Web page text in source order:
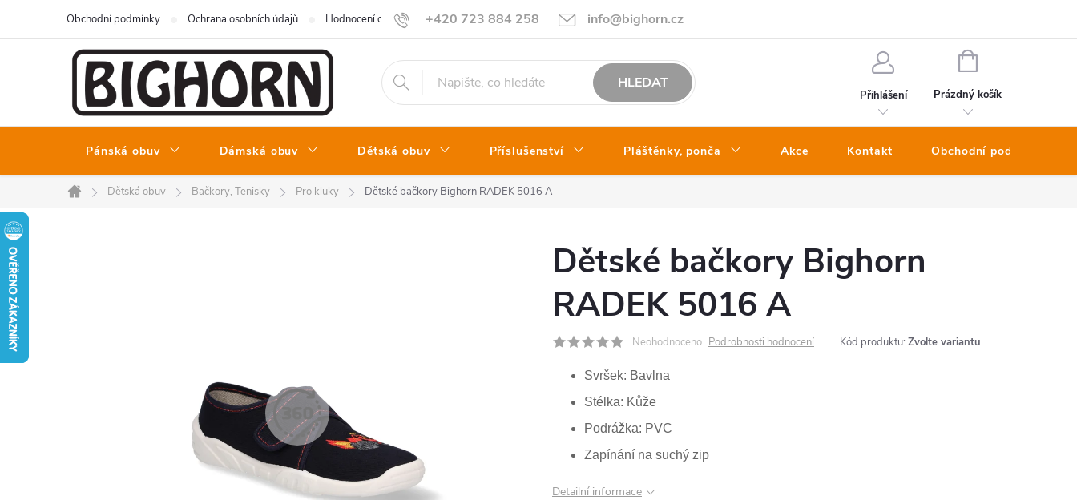
+420 723 884 258 info@bighorn.cz
Obchodní podmínky Ochrana osobních údajů Hodnocení obchodu Kontakt
HLEDAT
Přihlášení
NÁKUPNÍ
Prázdný košík
Pánská obuv Dámská obuv Dětská obuv Příslušenství Pláštěnky, ponča Akce Kontakt Obchodní podmínky
Domů
Dětská obuv Bačkory, Tenisky Pro kluky Dětské bačkory Bighorn RADEK 5016 A
Dětské bačkory Bighorn
RADEK 5016 A
Neohodnoceno Podrobnosti hodnocení Kód produktu: Zvolte variantu
Svršek: Bavlna
Stélka: Kůže
Podrážka: PVC
Zapínání na suchý zip
Detailní informace